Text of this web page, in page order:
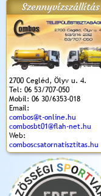
Szennyvízszállítás
2700 Cegléd, Ölyv u. 4.
Tel: 06 53/707-050
Mobil: 06 30/6353-018
Email:
combos@t-online.hu
combosbt01@flah-net.hu
Web:
comboscsatornatisztitas.hu